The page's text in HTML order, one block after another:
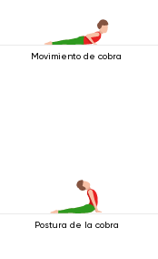
Movimiento de cobra
Postura de la cobra